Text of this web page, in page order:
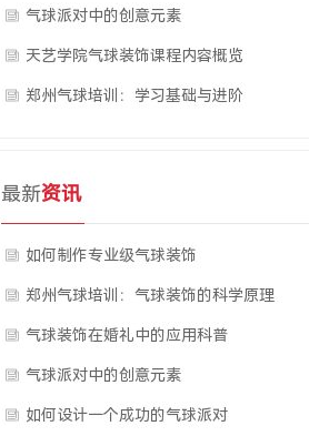
气球派对中的创意元素
天艺学院气球装饰课程内容概览
郑州气球培训：学习基础与进阶
最新资讯
如何制作专业级气球装饰
郑州气球培训：气球装饰的科学原理
气球装饰在婚礼中的应用科普
气球派对中的创意元素
如何设计一个成功的气球派对